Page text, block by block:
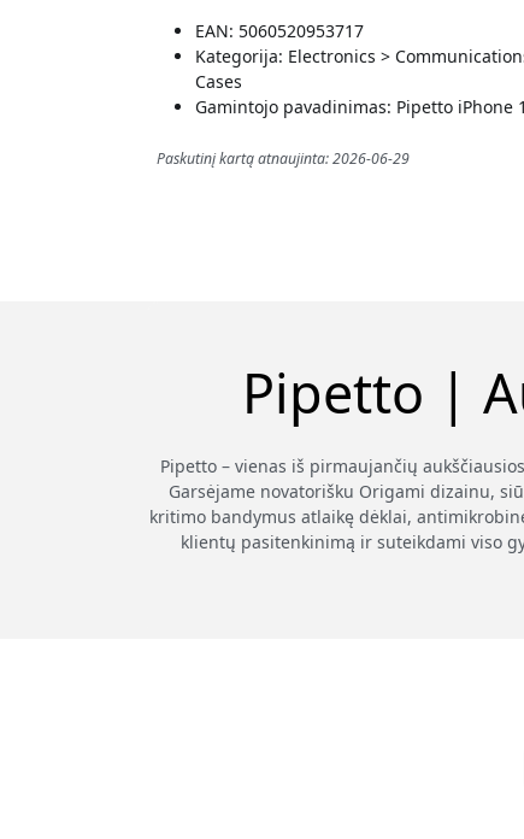
EAN: 5060520953717
Kategorija: Electronics >
Cases
Gamintojo pavadinimas: Pipetto iPhone
Paskutinį kartą atnaujinta: 2026-06-29
Pipetto |
Pipetto – vienas iš pirmaujančių
Garsėjame novatorišku Origami dizainu,
kritimo bandymus atlaikę dėklai,
klientų pasitenkinimą ir suteikdami viso